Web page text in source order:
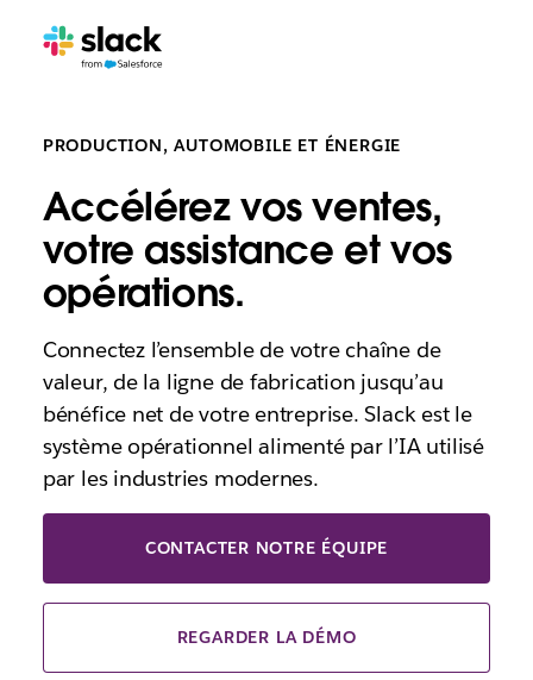
PRODUCTION, AUTOMOBILE ET ÉNERGIE
Accélérez vos ventes,
votre assistance et vos
opérations.
Connectez l’ensemble de votre chaîne de
valeur, de la ligne de fabrication jusqu’au
bénéfice net de votre entreprise. Slack est le
système opérationnel alimenté par l’IA utilisé
par les industries modernes.
CONTACTER NOTRE ÉQUIPE
REGARDER LA DÉMO